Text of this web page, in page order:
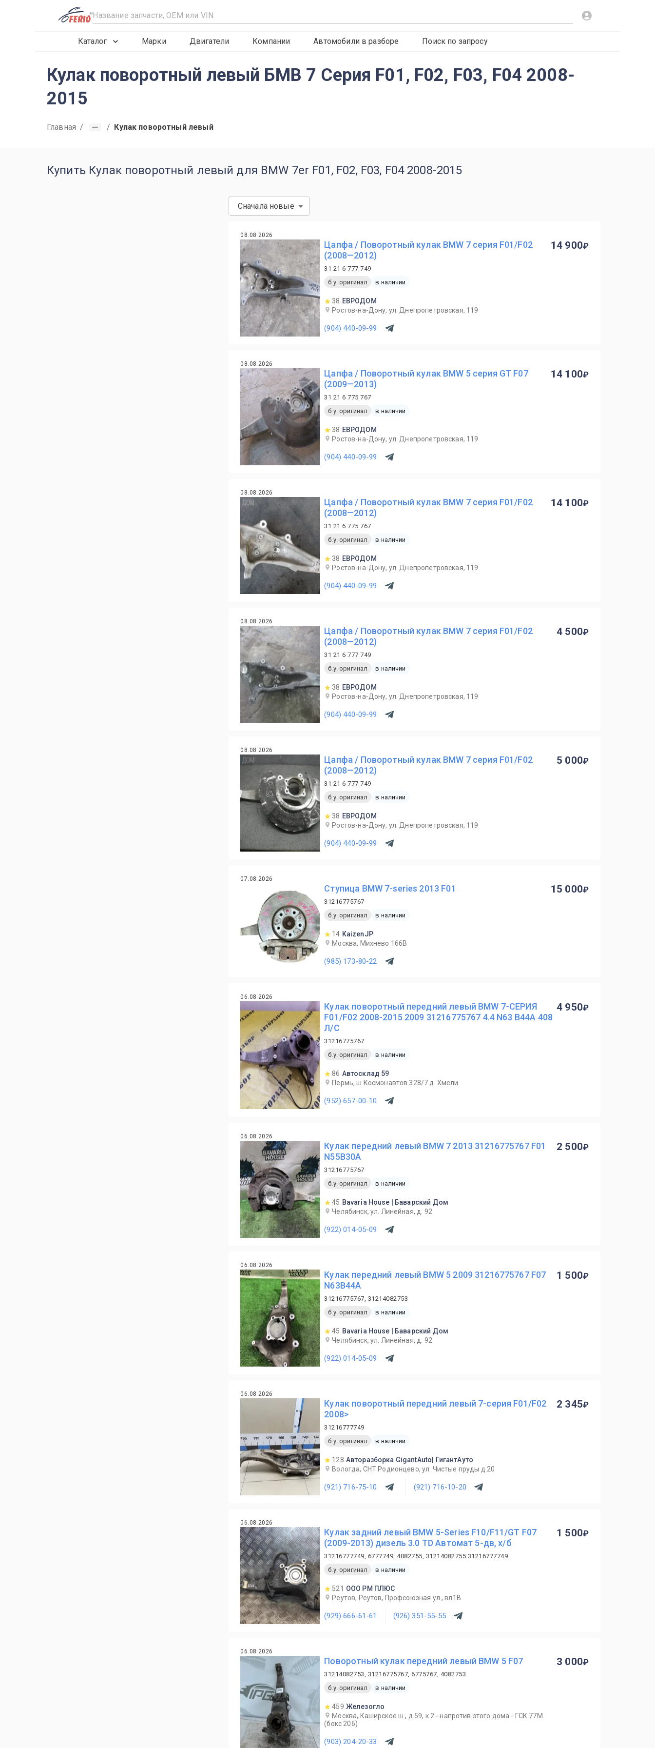
R
Каталог Марки Двигатели Компании Автомобили в разборе Поиск по запросу
Кулак поворотный левый БМВ 7 Серия F01, F02, F03, F04 2008-
2015
Главная / / Кулак поворотный левый
Купить Кулак поворотный левый для BMW 7er F01, F02, F03, F04 2008-2015
Сначала новые
08.08.2026
Цапфа / Поворотный кулак BMW 7 серия F01/F02
(2008—2012)
31 21 6 777 749
б.у. оригинал
в наличии
38 ЕВРОДОМ
Ростов-на-Дону, ул. Днепропетровская, 119
(904) 440-09-99
14 900
08.08.2026
Цапфа / Поворотный кулак BMW 5 серия GT F07
(2009—2013)
31 21 6 775 767
б.у. оригинал
в наличии
38 ЕВРОДОМ
Ростов-на-Дону, ул. Днепропетровская, 119
(904) 440-09-99
14 100
08.08.2026
Цапфа / Поворотный кулак BMW 7 серия F01/F02
(2008—2012)
31 21 6 775 767
б.у. оригинал
в наличии
38 ЕВРОДОМ
Ростов-на-Дону, ул. Днепропетровская, 119
(904) 440-09-99
14 100
08.08.2026
Цапфа / Поворотный кулак BMW 7 серия F01/F02
(2008—2012)
31 21 6 777 749
б.у. оригинал
в наличии
38 ЕВРОДОМ
Ростов-на-Дону, ул. Днепропетровская, 119
(904) 440-09-99
4 500
08.08.2026
Цапфа / Поворотный кулак BMW 7 серия F01/F02
(2008—2012)
31 21 6 777 749
б.у. оригинал
в наличии
38 ЕВРОДОМ
Ростов-на-Дону, ул. Днепропетровская, 119
(904) 440-09-99
5 000
07.08.2026
Ступица BMW 7-series 2013 F01
31216775767
б.у. оригинал
в наличии
14 KaizenJP
Москва, Михнево 166В
(985) 173-80-22
15 000
06.08.2026
Кулак поворотный передний левый BMW 7-СЕРИЯ
F01/F02 2008-2015 2009 31216775767 4.4 N63 B44A 408
Л/С
31216775767
б.у. оригинал
в наличии
86 Автосклад 59
Пермь, ш.Космонавтов 328/7 д. Хмели
(952) 657-00-10
4 950
06.08.2026
Кулак передний левый BMW 7 2013 31216775767 F01
N55B30A
31216775767
б.у. оригинал
в наличии
45 Bavaria House | Баварский Дом
Челябинск, ул. Линейная, д. 92
(922) 014-05-09
2 500
06.08.2026
Кулак передний левый BMW 5 2009 31216775767 F07
N63B44A
31216775767, 31214082753
б.у. оригинал
в наличии
45 Bavaria House | Баварский Дом
Челябинск, ул. Линейная, д. 92
(922) 014-05-09
1 500
06.08.2026
Кулак поворотный передний левый 7-серия F01/F02
2008>
31216777749
б.у. оригинал
в наличии
128 Авторазборка GigantAuto| ГигантАуто
Вологда, СНТ Родионцево, ул. Чистые пруды д.20
(921) 716-75-10 (921) 716-10-20
2 345
06.08.2026
Кулак задний левый BMW 5-Series F10/F11/GT F07
(2009-2013) дизель 3.0 TD Автомат 5-дв, х/б
31216777749, 6777749, 4082755, 31214082755 31216777749
б.у. оригинал
в наличии
521 ООО РМ ПЛЮС
Реутов, Реутов, Профсоюзная ул., вл1В
(929) 666-61-61 (926) 351-55-55
1 500
06.08.2026
Поворотный кулак передний левый BMW 5 F07
31214082753, 31216775767, 6775767, 4082753
б.у. оригинал
в наличии
459 Железогло
Москва, Каширское ш., д.59, к.2 - напротив этого дома - ГСК 77М
(бокс 206)
(903) 204-20-33
3 000